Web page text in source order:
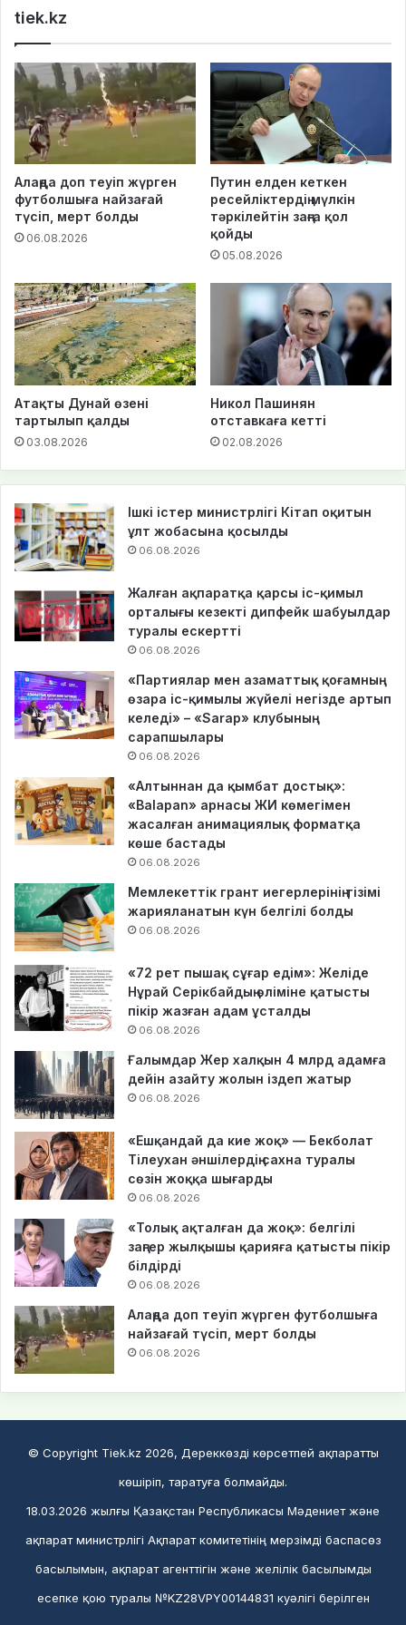
tiek.kz
Алаңда доп теуіп жүрген
футболшыға найзағай
түсіп, мерт болды
06.08.2026
Путин елден кеткен
ресейліктердің мүлкін
тәркілейтін заңға қол
қойды
05.08.2026
Атақты Дунай өзені
тартылып қалды
03.08.2026
Никол Пашинян
отставкаға кетті
02.08.2026
Ішкі істер министрлігі Кітап оқитын
ұлт жобасына қосылды
06.08.2026
Жалған ақпаратқа қарсы іс-қимыл
орталығы кезекті дипфейк шабуылдар
туралы ескертті
06.08.2026
«Партиялар мен азаматтық қоғамның
өзара іс-қимылы жүйелі негізде артып
келеді» – «Sarap» клубының
сарапшылары
06.08.2026
«Алтыннан да қымбат достық»:
«Balapan» арнасы ЖИ көмегімен
жасалған анимациялық форматқа
көше бастады
06.08.2026
Мемлекеттік грант иегерлерінің тізімі
жарияланатын күн белгілі болды
06.08.2026
«72 рет пышақ сұғар едім»: Желіде
Нұрай Серікбайдың өліміне қатысты
пікір жазған адам ұсталды
06.08.2026
Ғалымдар Жер халқын 4 млрд адамға
дейін азайту жолын іздеп жатыр
06.08.2026
«Ешқандай да кие жоқ» — Бекболат
Тілеухан әншілердің сахна туралы
сөзін жоққа шығарды
06.08.2026
«Толық ақталған да жоқ»: белгілі
заңгер жылқышы қарияға қатысты пікір
білдірді
06.08.2026
Алаңда доп теуіп жүрген футболшыға
найзағай түсіп, мерт болды
06.08.2026
© Copyright Tiek.kz 2026, Дереккөзді көрсетпей ақпаратты
көшіріп, таратуға болмайды.
18.03.2026 жылғы Қазақстан Республикасы Мәдениет және
ақпарат министрлігі Ақпарат комитетінің мерзімді баспасөз
басылымын, ақпарат агенттігін және желілік басылымды
есепке қою туралы №KZ28VPY00144831 куәлігі берілген